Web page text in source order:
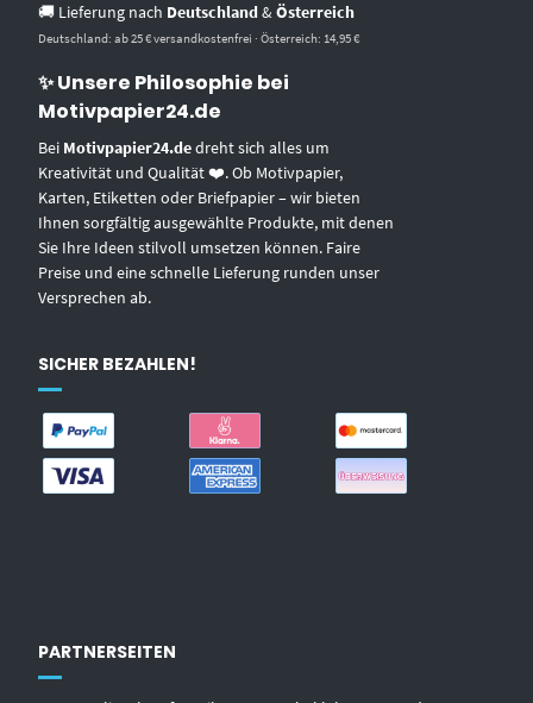
🚚 Lieferung nach Deutschland &Österreich
Deutschland: ab 25 € versandkostenfrei · Österreich: 14,95 €
✨ Unsere Philosophie bei
Motivpapier24.de
Bei Motivpapier24.dedreht sich alles um
Kreativität und Qualität ❤️. Ob Motivpapier,
Karten, Etiketten oder Briefpapier – wir bieten
Ihnen sorgfältig ausgewählte Produkte, mit denen
Sie Ihre Ideen stilvoll umsetzen können. Faire
Preise und eine schnelle Lieferung runden unser
Versprechen ab.
SICHER BEZAHLEN!
PARTNERSEITEN